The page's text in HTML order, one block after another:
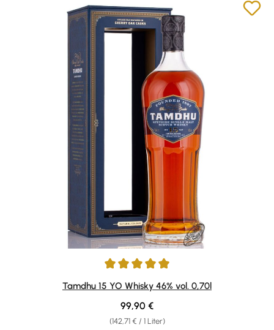
Durchschnittliche Bewertung von 5 von 5 Sternen
Tamdhu 15 YO Whisky 46% vol. 0,70l
(142,71 € / 1 Liter)
Regulärer Preis:
99,90 €